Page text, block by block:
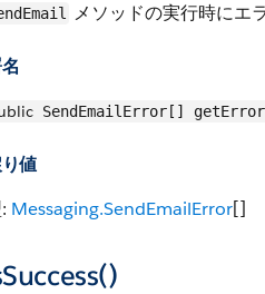
メソッドの実行時にエ
SendEmailError[]
値
Messaging.SendEmailError[]